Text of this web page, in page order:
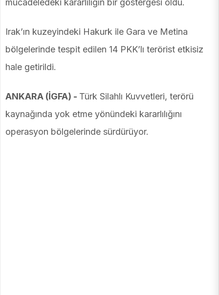
mücadeledeki kararlılığın bir göstergesi oldu.
Irak’ın kuzeyindeki Hakurk ile Gara ve Metina
bölgelerinde tespit edilen 14 PKK’lı terörist etkisiz
hale getirildi.
ANKARA (İGFA) - Türk Silahlı Kuvvetleri, terörü
kaynağında yok etme yönündeki kararlılığını
operasyon bölgelerinde sürdürüyor.